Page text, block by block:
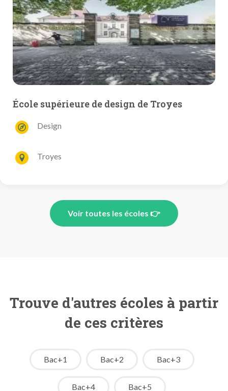
École supérieure de design de Troyes
Design
Troyes
Voir toutes les écoles 👉
Trouve d'autres écoles à partir
de ces critères
Bac+1 Bac+2 Bac+3
Bac+4 Bac+5